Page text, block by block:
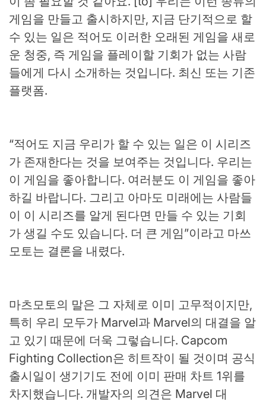
게임을 만들고 출시하지만, 지금 단기적으로 할
수 있는 일은 적어도 이러한 오래된 게임을 새로
운 청중, 즉 게임을 플레이할 기회가 없는 사람
들에게 다시 소개하는 것입니다. 최신 또는 기존
플랫폼.
“적어도 지금 우리가 할 수 있는 일은 이 시리즈
가 존재한다는 것을 보여주는 것입니다. 우리는
이 게임을 좋아합니다. 여러분도 이 게임을 좋아
하길 바랍니다. 그리고 아마도 미래에는 사람들
이 이 시리즈를 알게 된다면 만들 수 있는 기회
가 생길 수도 있습니다. 더 큰 게임”이라고 마쓰
모토는 결론을 내렸다.
마츠모토의 말은 그 자체로 이미 고무적이지만,
특히 우리 모두가 Marvel과 Marvel의 대결을 알
고 있기 때문에 더욱 그렇습니다. Capcom
Fighting Collection은 히트작이 될 것이며 공식
출시일이 생기기도 전에 이미 판매 차트 1위를
차지했습니다. 개발자의 의견은 Marvel 대